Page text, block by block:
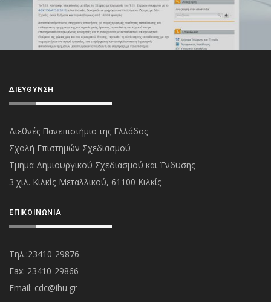
ΔΙΕΎΘΥΝΣΗ
Διεθνές Πανεπιστήμιο της Ελλάδος
Σχολή Επιστημών Σχεδιασμού
Τμήμα Δημιουργικού Σχεδιασμού και Ένδυσης
3 χιλ. Κιλκίς-Μεταλλικού, 61100 Κιλκίς
ΕΠΙΚΟΙΝΩΝΊΑ
Τηλ.:23410-29876
Fax: 23410-29866
Εmail: cdc@ihu.gr